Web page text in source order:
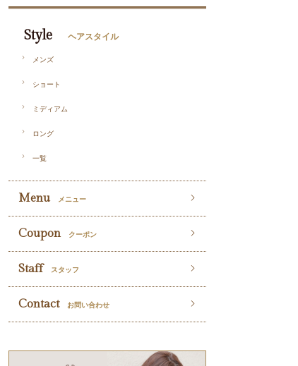
Style ヘアスタイル
メンズ
ショート
ミディアム
ロング
一覧
Menu メニュー
Coupon クーポン
Staff スタッフ
Contact お問い合わせ